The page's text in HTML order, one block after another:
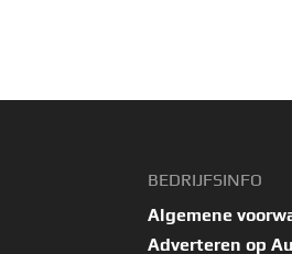
BEDRIJFSINFO
Algemene
Adverteren op